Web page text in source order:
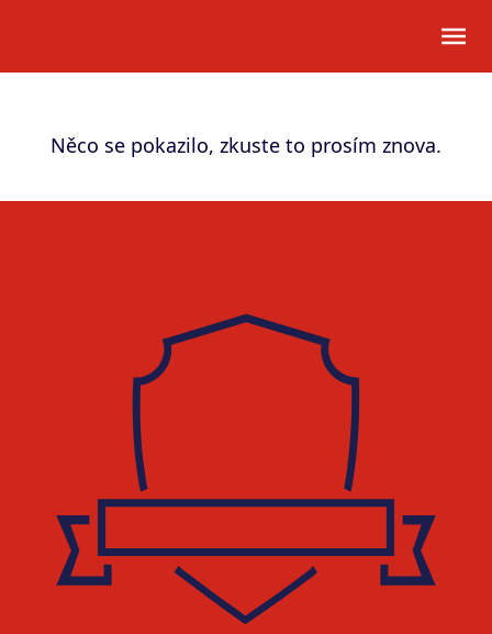
Něco se pokazilo, zkuste to prosím znova.